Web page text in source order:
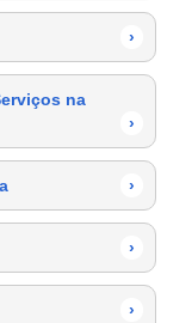
›
na
›
›
›
›